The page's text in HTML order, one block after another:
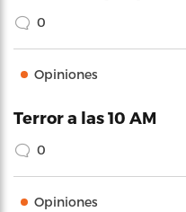
0
Opiniones
Terror a las 10 AM
0
Opiniones